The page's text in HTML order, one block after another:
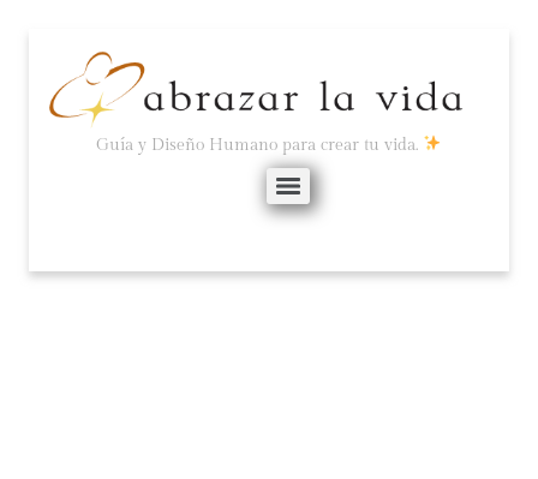
Guía y Diseño Humano para crear tu vida.